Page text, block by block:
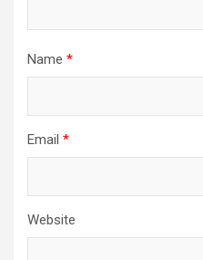
Name *
Email *
Website